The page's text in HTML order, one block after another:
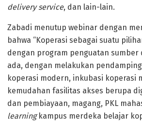
delivery service, dan lain-lain.
Zabadi menutup webinar dengan
bahwa “Koperasi sebagai suatu
dengan program penguatan sumber
ada, dengan melakukan
koperasi modern, inkubasi koperasi
kemudahan fasilitas akses berupa
dan pembiayaan, magang, PKL
learningkampus merdeka belajar